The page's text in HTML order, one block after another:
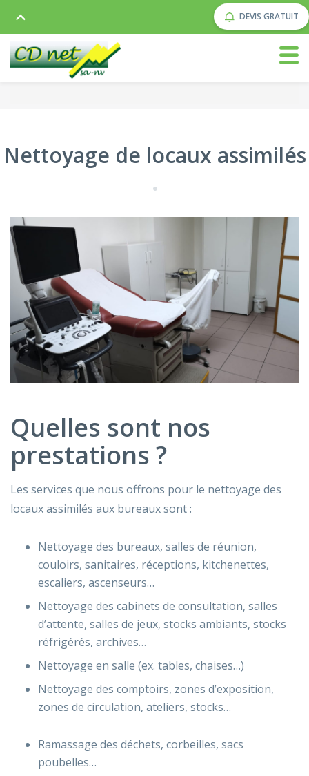
DEVIS GRATUIT
Nettoyage de locaux assimilés
Quelles sont nos
prestations ?
Les services que nous offrons pour le nettoyage des
locaux assimilés aux bureaux sont :
Nettoyage des bureaux, salles de réunion,
couloirs, sanitaires, réceptions, kitchenettes,
escaliers, ascenseurs…
Nettoyage des cabinets de consultation, salles
d’attente, salles de jeux, stocks ambiants, stocks
réfrigérés, archives…
Nettoyage en salle (ex. tables, chaises…)
Nettoyage des comptoirs, zones d’exposition,
zones de circulation, ateliers, stocks…
Ramassage des déchets, corbeilles, sacs
poubelles…